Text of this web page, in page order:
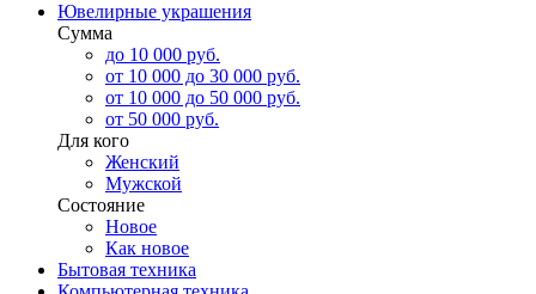
Ювелирные украшения
Сумма
до 10 000 руб.
от 10 000 до 30 000 руб.
от 10 000 до 50 000 руб.
от 50 000 руб.
Для кого
Женский
Мужской
Состояние
Новое
Как новое
Бытовая техника